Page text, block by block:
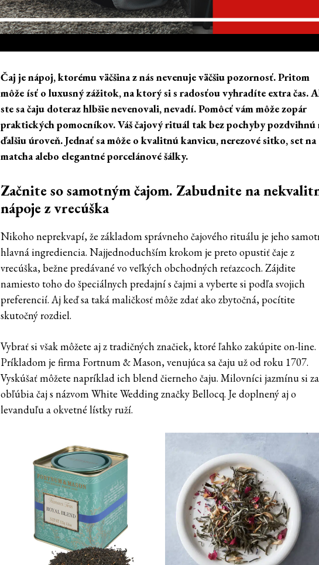
Čaj je nápoj, ktorému väčšina z nás nevenuje väčšiu pozornosť. Pritom
môže ísť o luxusný zážitok, na ktorý si s radosťou vyhradíte extra čas.
ste sa čaju doteraz hlbšie nevenovali, nevadí. Pomôcť vám môže zopár
praktických pomocníkov. Váš čajový rituál tak bez pochyby pozdvihnú
ďalšiu úroveň. Jednať sa môže o kvalitnú kanvicu, nerezové sitko, set na
matcha alebo elegantné porcelánové šálky.
Začnite so samotným čajom. Zabudnite na
nápoje z vrecúška
Nikoho neprekvapí, že základom správneho čajového rituálu je jeho
hlavná ingrediencia. Najjednoduchším krokom je preto opustiť čaje z
vrecúška, bežne predávané vo veľkých obchodných reťazcoch. Zájdite
namiesto toho do špeciálnych predajní s čajmi a vyberte si podľa svojich
preferencií. Aj keď sa taká maličkosť môže zdať ako zbytočná, pocítite
skutočný rozdiel.
Vybrať si však môžete aj z tradičných značiek, ktoré ľahko zakúpite on-line.
Príkladom je firma Fortnum & Mason, venujúca sa čaju už od roku 1707.
Vyskúšať môžete napríklad ich blend čierneho čaju. Milovníci jazmínu si
obľúbia čaj s názvom White Wedding značky Bellocq. Je doplnený aj o
levanduľu a okvetné lístky ruží.